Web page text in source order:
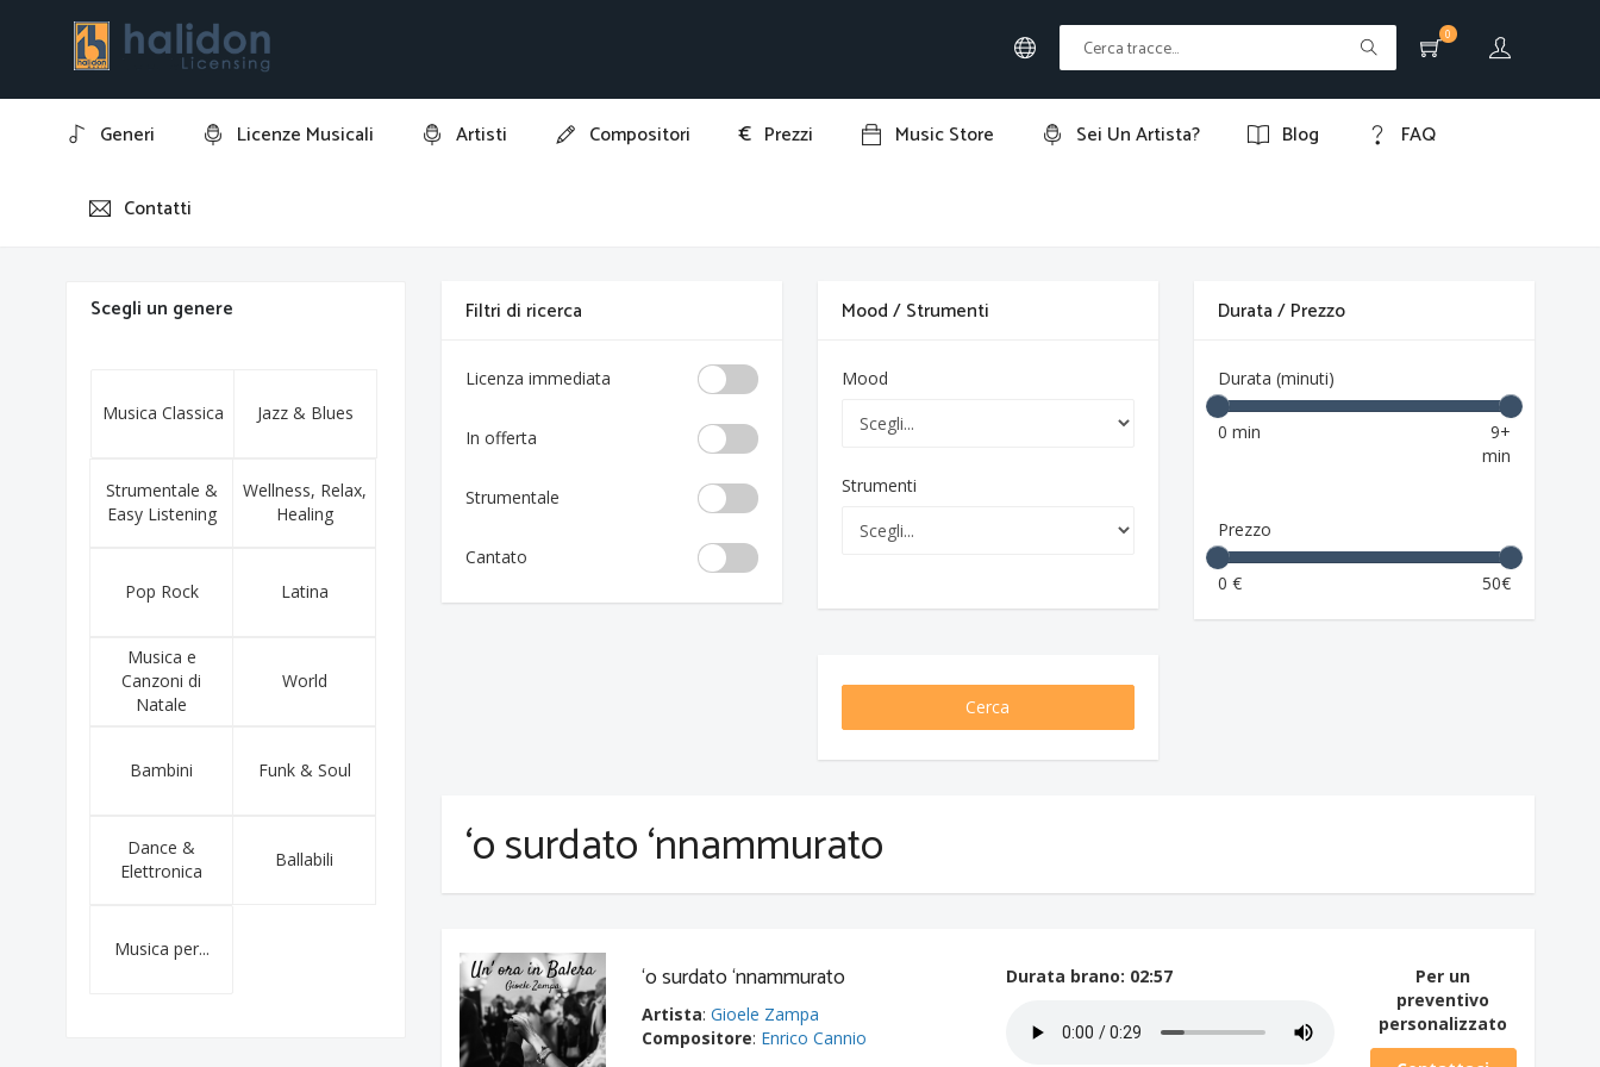
0
Generi Licenze Musicali Artisti Compositori € Prezzi Music Store Sei Un Artista? Blog FAQ
Contatti
Home ‘o surdato ‘nnammurato
Scegli un genere
Musica Classica Jazz & Blues
Strumentale &
Easy Listening
Wellness, Relax,
Healing
Pop Rock Latina
Musica e
Canzoni di
Natale
World
Bambini Funk & Soul
Dance &
Elettronica
Ballabili
Musica per...
Filtri di ricerca
Licenza immediata
In offerta
Strumentale
Cantato
Mood / Strumenti
Mood
Strumenti
Durata / Prezzo
Durata (minuti)
0 min
9+
min
Prezzo
0 € 50€
Cerca
‘o surdato ‘nnammurato
‘o surdato ‘nnammurato
Artista:Gioele Zampa
Compositore: Enrico Cannio
Durata brano: 02:57
Per un
preventivo
personalizzato